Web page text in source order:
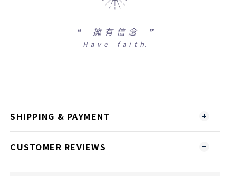
❝ 擁 有 信 念 ❞
H a v e f a i t h.
SHIPPING & PAYMENT
CUSTOMER REVIEWS